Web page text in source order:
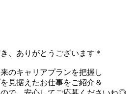
、ありがとうございます＊
のキャリアプランを把握し
見据えたお仕事をご紹介＆